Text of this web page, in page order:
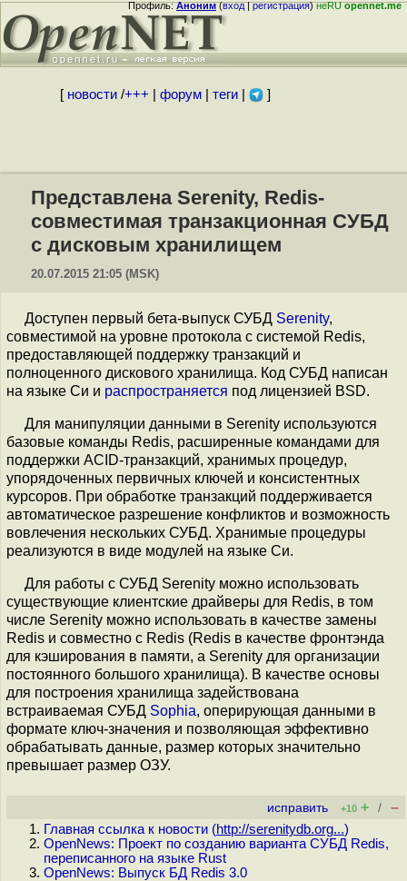
Профиль:Аноним(вход|регистрация)неRUopennet.me
[ новости/+++ форум| теги| ]
Представлена Serenity, Redis-
совместимая транзакционная СУБД
с дисковым хранилищем
20.07.2015 21:05 (MSK)
Доступен первый бета-выпуск СУБД Serenity,
совместимой на уровне протокола с системой Redis,
предоставляющей поддержку транзакций и
полноценного дискового хранилища. Код СУБД написан
на языке Си и распространяется под лицензией BSD.
Для манипуляции данными в Serenity используются
базовые команды Redis, расширенные командами для
поддержки ACID-транзакций, хранимых процедур,
упорядоченных первичных ключей и консистентных
курсоров. При обработке транзакций поддерживается
автоматическое разрешение конфликтов и возможность
вовлечения нескольких СУБД. Хранимые процедуры
реализуются в виде модулей на языке Си.
Для работы с СУБД Serenity можно использовать
существующие клиентские драйверы для Redis, в том
числе Serenity можно использовать в качестве замены
Redis и совместно с Redis (Redis в качестве фронтэнда
для кэширования в памяти, а Serenity для организации
постоянного большого хранилища). В качестве основы
для построения хранилища задействована
встраиваемая СУБД Sophia, оперирующая данными в
формате ключ-значения и позволяющая эффективно
обрабатывать данные, размер которых значительно
превышает размер ОЗУ.
исправить +10 + / –
Главная ссылка к новости (http://serenitydb.org...)
OpenNews: Проект по созданию варианта СУБД Redis,
переписанного на языке Rust
OpenNews: Выпуск БД Redis 3.0